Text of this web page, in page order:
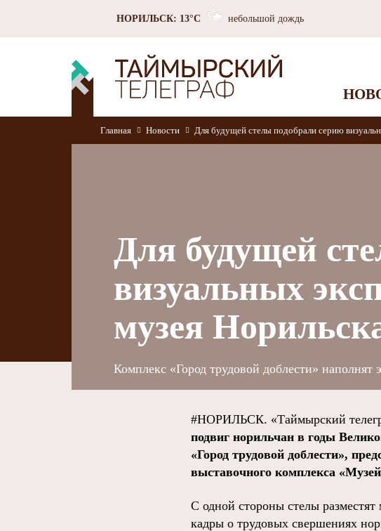
НОРИЛЬСК: 13°C небольшой дождь
Главная Новости Для будущей стелы подобрали серию
Для будущей
визуальных
музея
Комплекс «Город трудовой доблести»
#НОРИЛЬСК. «Таймырский
подвиг норильчан в годы
«Город трудовой доблести»,
выставочного комплекса
С одной стороны стелы
кадры о трудовых свершениях